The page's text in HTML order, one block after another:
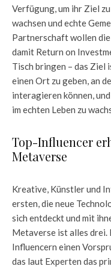
Verfügung, um ihr Ziel
wachsen und echte
Partnerschaft wollen
damit Return on
Tisch bringen – das Ziel
einen Ort zu geben, an
interagieren können,
im echten Leben zu
Top-Influencer
Metaverse
Kreative, Künstler und
ersten, die neue
sich entdeckt und mit
Metaverse ist alles drei.
Influencern einen
das laut Experten das